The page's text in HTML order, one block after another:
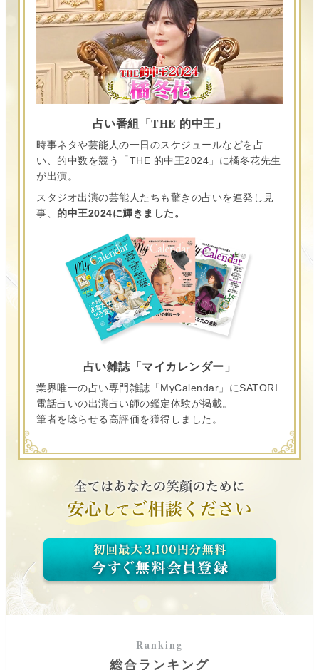
占い番組「THE 的中王」
時事ネタや芸能人の一日のスケジュールなどを占
い、的中数を競う「THE 的中王2024」に橘冬花先生
が出演。
スタジオ出演の芸能人たちも驚きの占いを連発し見
事、 的中王2024に輝きました。
占い雑誌「マイカレンダー」
業界唯一の占い専門雑誌「MyCalendar」にSATORI
電話占いの出演占い師の鑑定体験が掲載。
筆者を唸らせる高評価を獲得しました。
総合ランキング